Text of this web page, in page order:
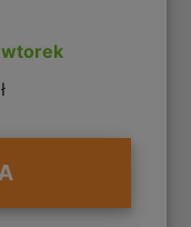
wtorek